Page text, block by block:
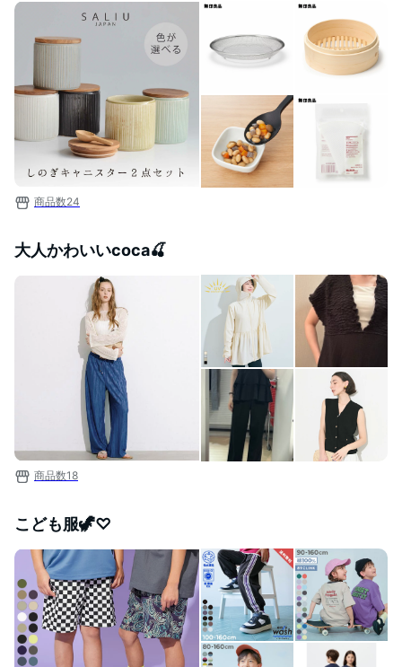
商品数24
大人かわいいcoca🍒
商品数18
こども服🦖♡